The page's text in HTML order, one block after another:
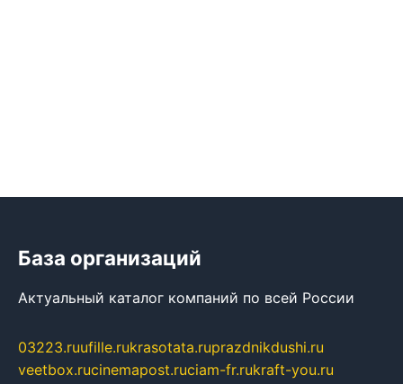
База организаций
Актуальный каталог компаний по всей России
03223.ruufille.rukrasotata.ruprazdnikdushi.ru
veetbox.rucinemapost.ruciam-fr.rukraft-you.ru